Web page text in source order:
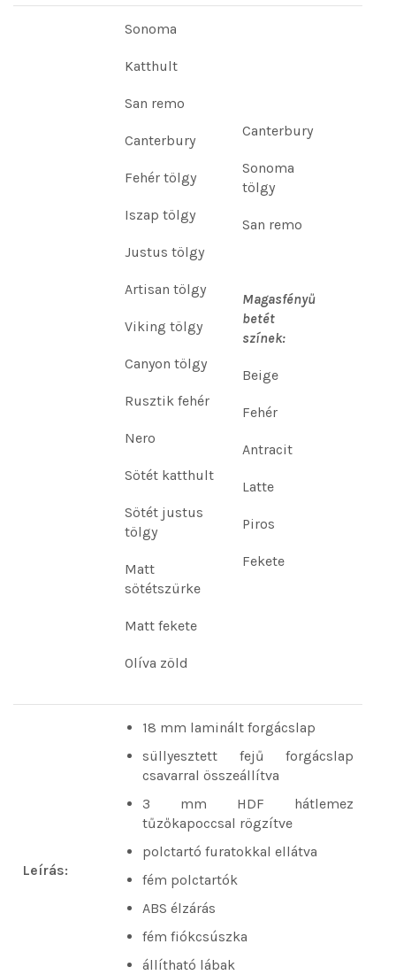
Sonoma
Katthult
San remo
Canterbury
Fehér tölgy
Iszap tölgy
Justus tölgy
Artisan tölgy
Viking tölgy
Canyon tölgy
Rusztik fehér
Nero
Sötét katthult
Sötét justus
tölgy
Matt
sötétszürke
Matt fekete
Olíva zöld
Canterbury
Sonoma
tölgy
San remo
Magasfényű
betét
színek:
Beige
Fehér
Antracit
Latte
Piros
Fekete
Leírás:
18 mm laminált forgácslap
süllyesztett fejű forgácslap
csavarral összeállítva
3 mm HDF hátlemez
tűzőkapoccsal rögzítve
polctartó furatokkal ellátva
fém polctartók
ABS élzárás
fém fiókcsúszka
állítható lábak